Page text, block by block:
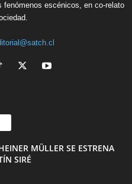
escénicos, en co-relato
MÜLLER SE ESTRENA
SIRÉ